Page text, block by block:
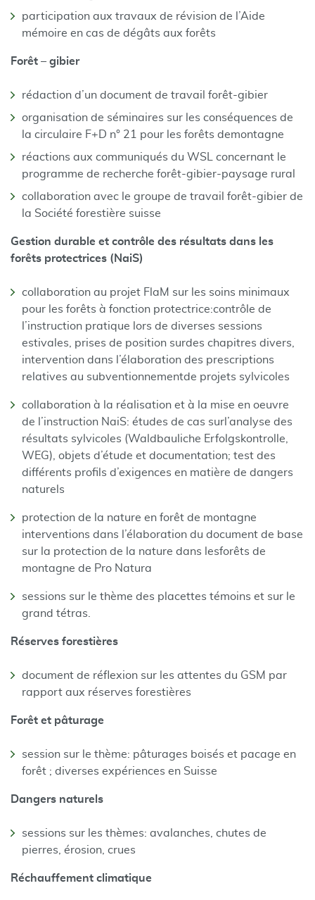
participation aux travaux de révision de l’Aide
mémoire en cas de dégâts aux forêts
Forêt – gibier
rédaction d’un document de travail forêt-gibier
organisation de séminaires sur les conséquences de
la circulaire F+D n° 21 pour les forêts demontagne
réactions aux communiqués du WSL concernant le
programme de recherche forêt-gibier-paysage rural
collaboration avec le groupe de travail forêt-gibier de
la Société forestière suisse
Gestion durable et contrôle des résultats dans les
forêts protectrices (NaiS)
collaboration au projet FlaM sur les soins minimaux
pour les forêts à fonction protectrice:contrôle de
l’instruction pratique lors de diverses sessions
estivales, prises de position surdes chapitres divers,
intervention dans l’élaboration des prescriptions
relatives au subventionnementde projets sylvicoles
collaboration à la réalisation et à la mise en oeuvre
de l’instruction NaiS: études de cas surl’analyse des
résultats sylvicoles (Waldbauliche Erfolgskontrolle,
WEG), objets d’étude et documentation; test des
différents profils d’exigences en matière de dangers
naturels
protection de la nature en forêt de montagne
interventions dans l’élaboration du document de base
sur la protection de la nature dans lesforêts de
montagne de Pro Natura
sessions sur le thème des placettes témoins et sur le
grand tétras.
Réserves forestières
document de réflexion sur les attentes du GSM par
rapport aux réserves forestières
Forêt et pâturage
session sur le thème: pâturages boisés et pacage en
forêt ; diverses expériences en Suisse
Dangers naturels
sessions sur les thèmes: avalanches, chutes de
pierres, érosion, crues
Réchauffement climatique